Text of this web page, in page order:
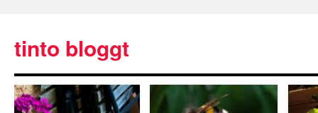
tinto bloggt